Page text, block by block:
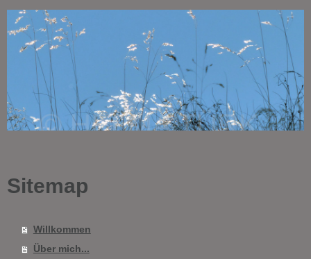
Sitemap
Willkommen
Über mich...